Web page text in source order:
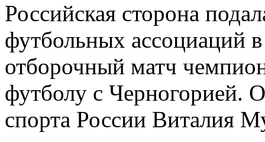
Российская сторона
футбольных ассоциаций
отборочный матч
футболу с Черногорией.
спорта России Виталия